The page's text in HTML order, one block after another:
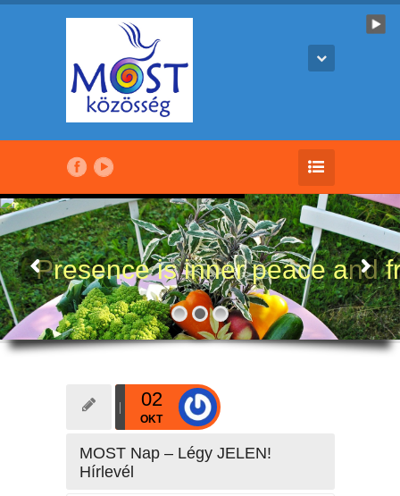
Presence is inner peace and
02
OKT
MOST Nap – Légy JELEN!
Hírlevél